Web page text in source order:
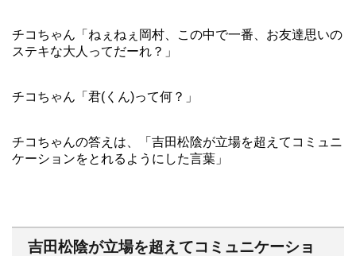
チコちゃん「ねぇねぇ岡村、この中で一番、お友達思いの
ステキな大人ってだーれ？」
チコちゃん「君(くん)って何？」
チコちゃんの答えは、「吉田松陰が立場を超えてコミュニ
ケーションをとれるようにした言葉」
吉田松陰が立場を超えてコミュニケーショ